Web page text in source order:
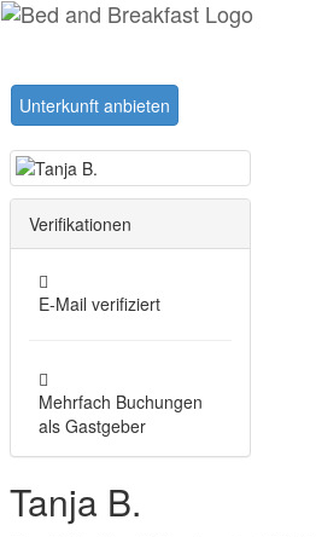
Unterkunft anbieten
Verifikationen
E-Mail verifiziert
Mehrfach Buchungen
als Gastgeber
Tanja B.